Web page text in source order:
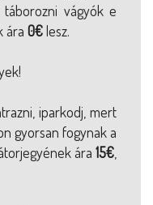
vágyók e
ára 0€lesz.
iparkodj, mert
gyorsan fogynak a
ára 15€